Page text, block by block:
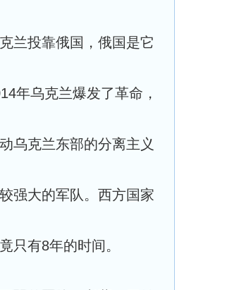
兰投靠俄国，俄国是它
年乌克兰爆发了革命，
乌克兰东部的分离主义
强大的军队。西方国家
只有8年的时间。